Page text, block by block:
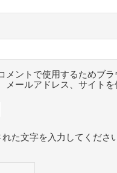
メントで使用するためブラ
メールアドレス、サイトを
た文字を入力してくださ